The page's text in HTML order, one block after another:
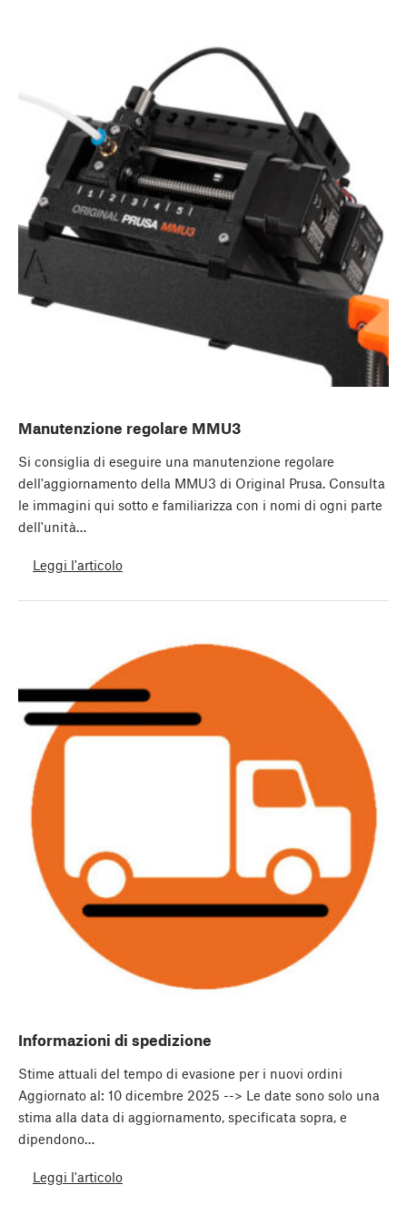
Manutenzione regolare MMU3
Si consiglia di eseguire una manutenzione regolare
dell'aggiornamento della MMU3 di Original Prusa. Consulta
le immagini qui sotto e familiarizza con i nomi di ogni parte
dell'unità…
Leggi l'articolo
Informazioni di spedizione
Stime attuali del tempo di evasione per i nuovi ordini
Aggiornato al: 10 dicembre 2025 --> Le date sono solo una
stima alla data di aggiornamento, specificata sopra, e
dipendono…
Leggi l'articolo